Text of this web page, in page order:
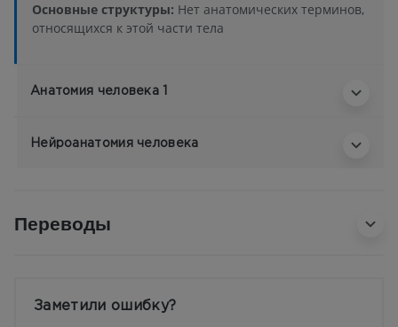
Основные структуры: Нет анатомических терминов,
относящихся к этой части тела
Анатомия человека 1
Нейроанатомия человека
Переводы
Заметили ошибку?